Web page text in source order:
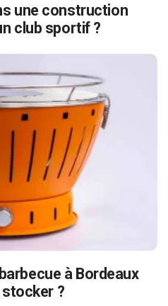
une construction
club sportif ?
à Bordeaux
?